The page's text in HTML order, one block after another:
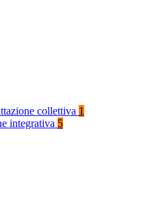
collettiva 1
integrativa 5